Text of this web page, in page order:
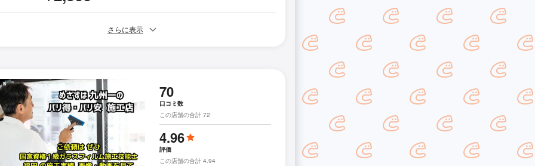
さらに表示
70
口コミ数
この店舗の合計 72
4.96
評価
この店舗の合計 4.94